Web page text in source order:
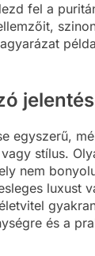
fel a
egyszerű,
stílus.
nem
luxust
és a